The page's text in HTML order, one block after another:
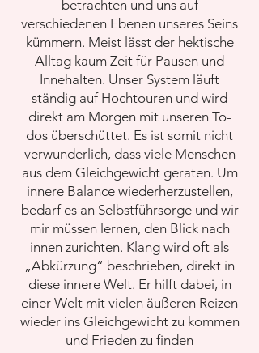
betrachten und uns auf
verschiedenen Ebenen unseres Seins
kümmern. Meist lässt der hektische
Alltag kaum Zeit für Pausen und
Innehalten. Unser System läuft
ständig auf Hochtouren und wird
direkt am Morgen mit unseren To-
dos überschüttet. Es ist somit nicht
verwunderlich, dass viele Menschen
aus dem Gleichgewicht geraten. Um
innere Balance wiederherzustellen,
bedarf es an Selbstführsorge und wir
mir müssen lernen, den Blick nach
innen zurichten. Klang wird oft als
„Abkürzung“ beschrieben, direkt in
diese innere Welt. Er hilft dabei, in
einer Welt mit vielen äußeren Reizen
wieder ins Gleichgewicht zu kommen
und Frieden zu finden